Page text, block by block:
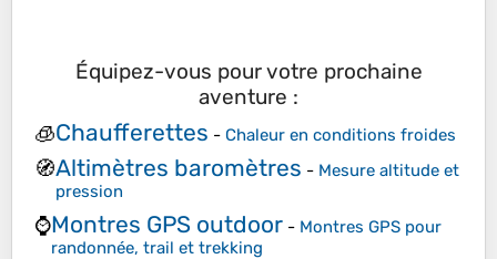
Équipez-vous pour votre prochaine
aventure :
🧊Chaufferettes - Chaleur en conditions froides
🧭Altimètres baromètres - Mesure altitude et
pression
⌚Montres GPS outdoor - Montres GPS pour
randonnée, trail et trekking